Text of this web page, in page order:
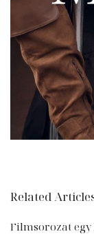
Related
Filmsorozat